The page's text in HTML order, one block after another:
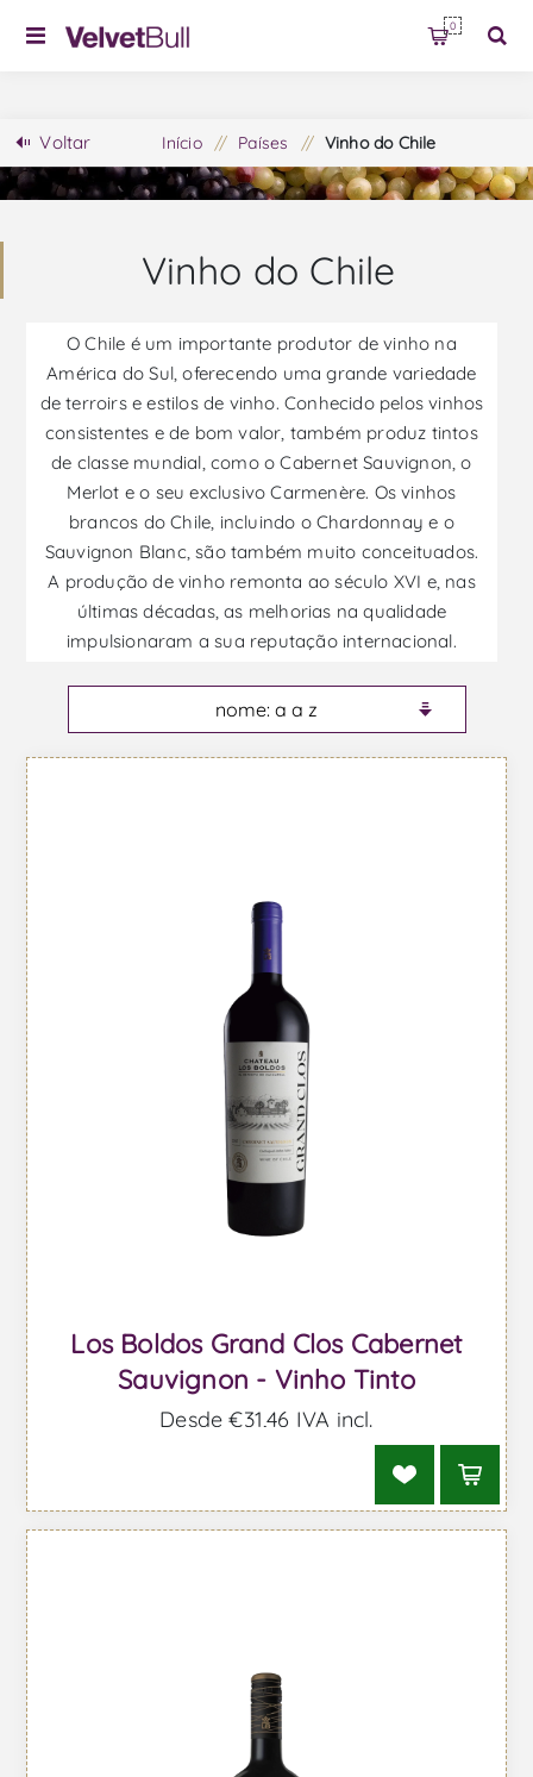
0
Voltar Início / Países / Vinho do Chile
Vinho do Chile
O Chile é um importante produtor de vinho na
América do Sul, oferecendo uma grande variedade
de terroirs e estilos de vinho. Conhecido pelos vinhos
consistentes e de bom valor, também produz tintos
de classe mundial, como o Cabernet Sauvignon, o
Merlot e o seu exclusivo Carmenère. Os vinhos
brancos do Chile, incluindo o Chardonnay e o
Sauvignon Blanc, são também muito conceituados.
A produção de vinho remonta ao século XVI e, nas
últimas décadas, as melhorias na qualidade
impulsionaram a sua reputação internacional.
Los Boldos Grand Clos Cabernet
Sauvignon - Vinho Tinto
Desde €31,46 IVA incl.